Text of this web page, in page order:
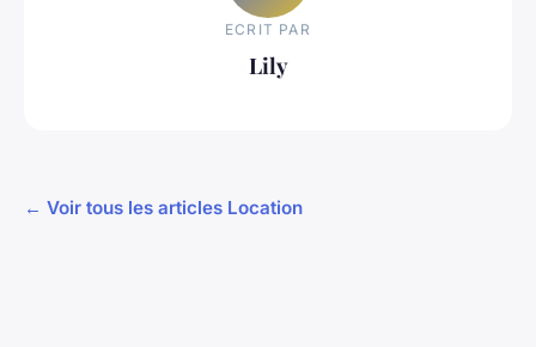
ECRIT PAR
Lily
← Voir tous les articles Location